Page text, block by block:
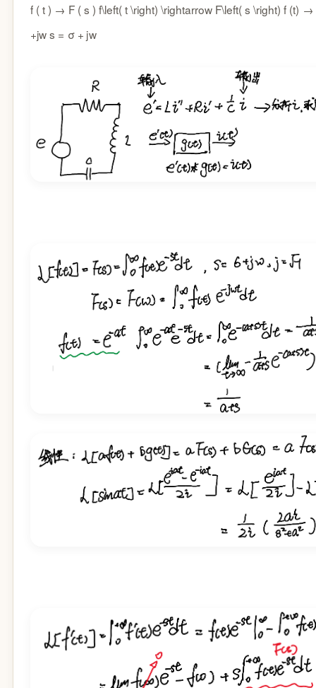
f ( t ) → F ( s ) f\left( t \right) \rightarrow F\left( s \right) f (t) →
+jws = σ + jw